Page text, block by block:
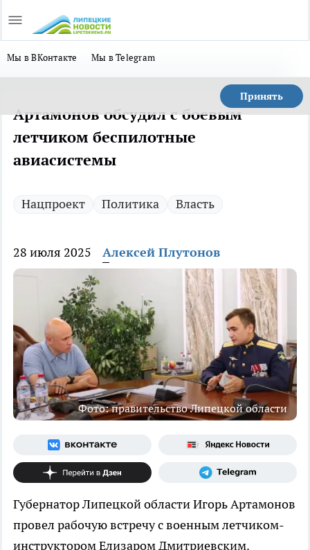
Мы в ВКонтакте Мы в Telegram
Принять
Артамонов обсудил с боевым
летчиком беспилотные
авиасистемы
Нацпроект Политика Власть
28 июля 2025 Алексей Плутонов
Фото: правительство Липецкой области
Губернатор Липецкой области Игорь Артамонов
провел рабочую встречу с военным летчиком-
инструктором Елизаром Дмитриевским.